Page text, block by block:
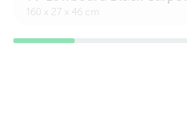
160 x 27 x 46 cm